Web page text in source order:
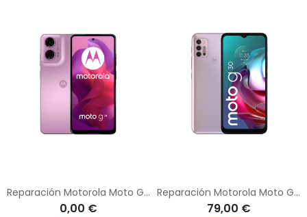
Reparación Motorola Moto G24
0,00 €
Reparación Motorola Moto G30
79,00 €